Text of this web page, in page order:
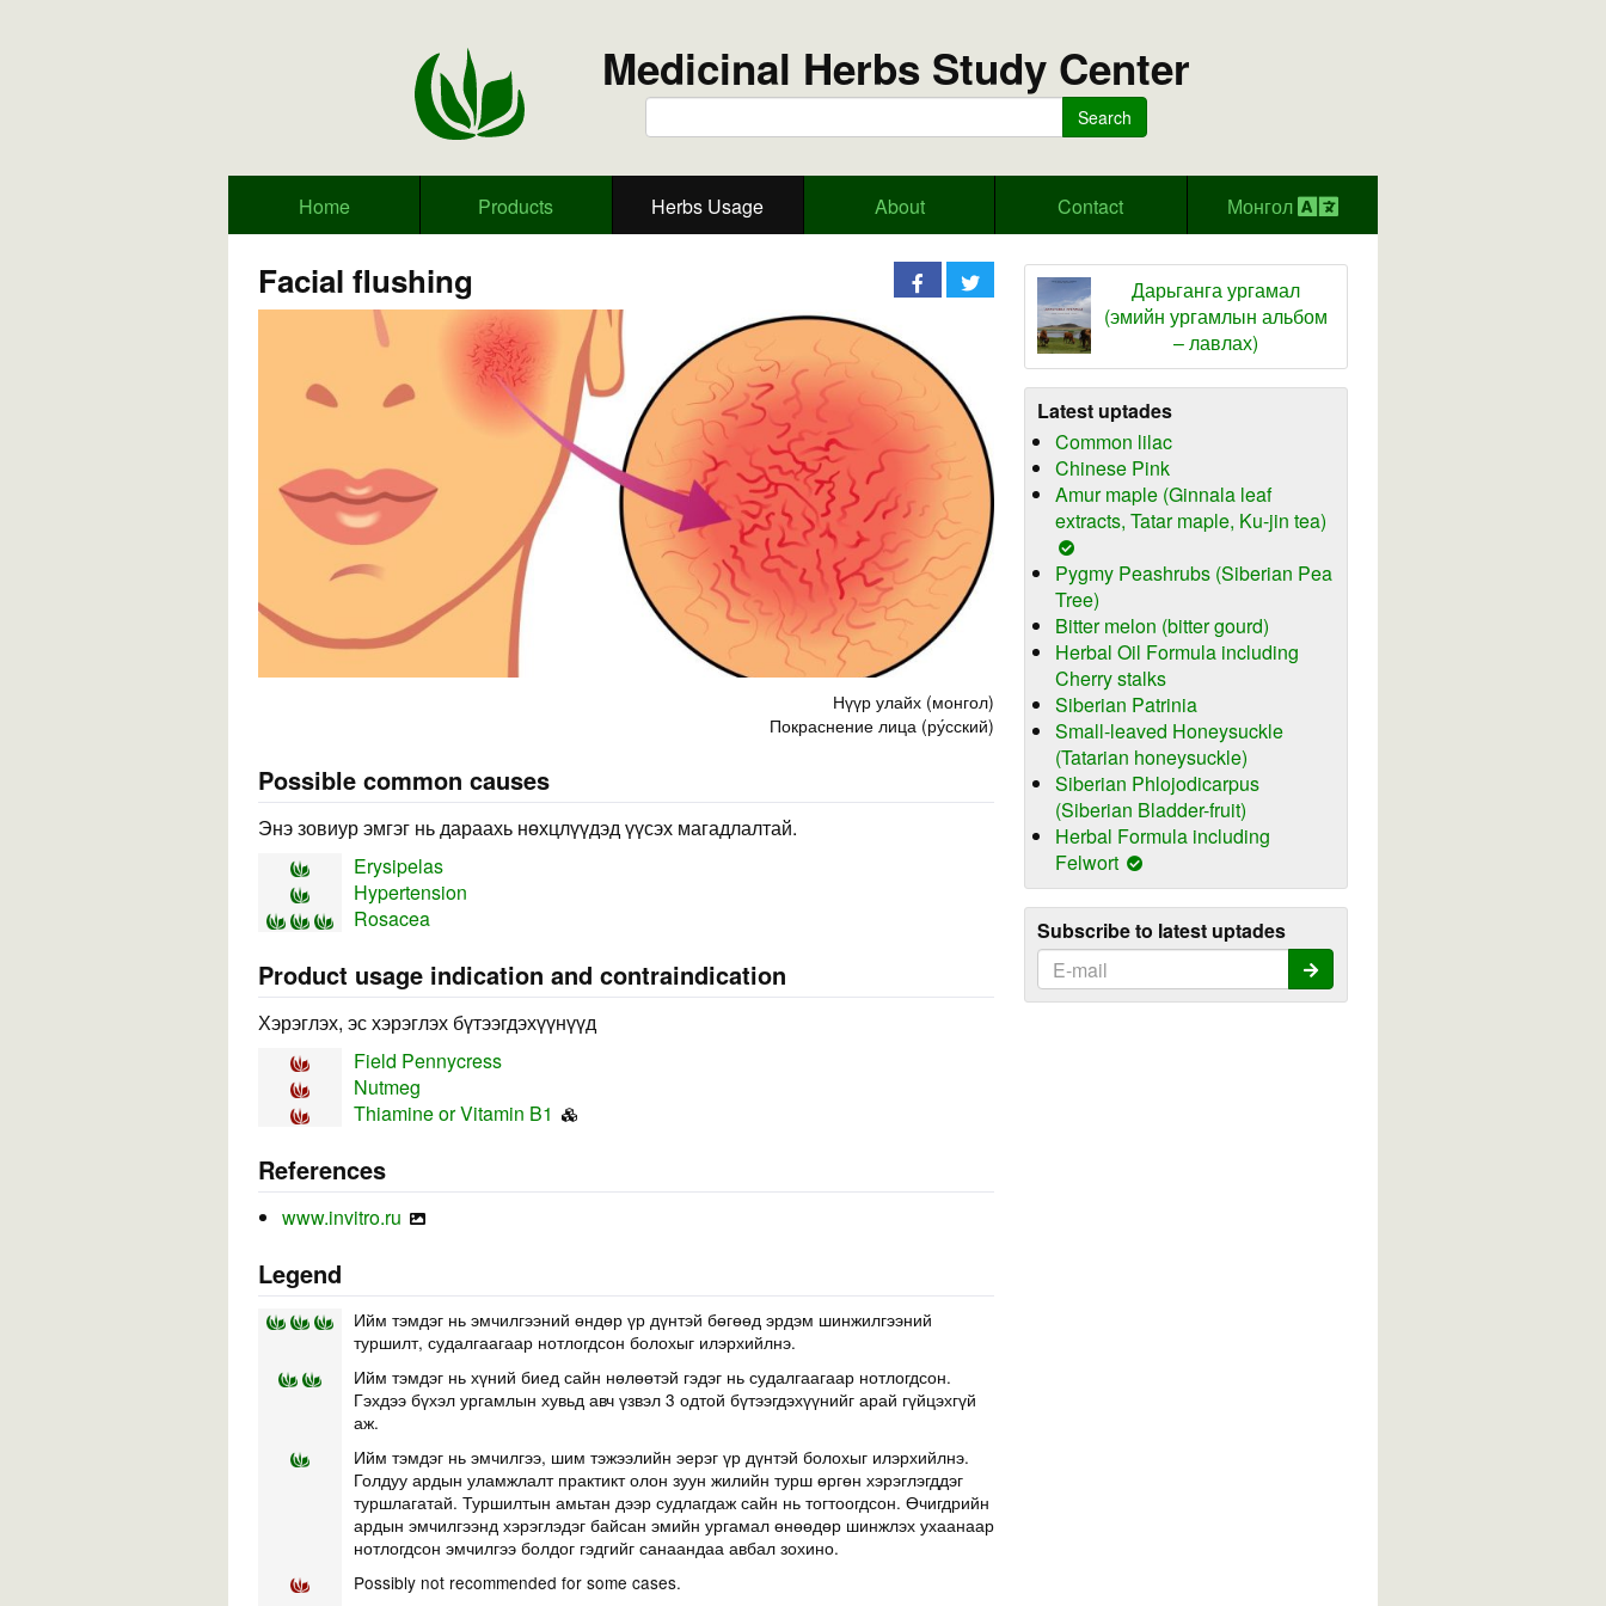
Medicinal Herbs Study Center
Search
Home Products Herbs Usage About Contact Монгол
Facial ﬂushing
Нүүр улайх (монгол)
Покраснение лица (ру́сский)
Possible common causes
Энэ зовиур эмгэг нь дараахь нөхцлүүдэд үүсэх магадлалтай.
Erysipelas
Hypertension
Rosacea
Product usage indication and contraindication
Хэрэглэх, эс хэрэглэх бүтээгдэхүүнүүд
Field Pennycress
Nutmeg
Thiamine or Vitamin B1
References
www.invitro.ru
Legend
Ийм тэмдэг нь эмчилгээний өндөр үр дүнтэй бөгөөд эрдэм шинжилгээний
туршилт, судалгаагаар нотлогдсон болохыг илэрхийлнэ.
Ийм тэмдэг нь хүний биед сайн нөлөөтэй гэдэг нь судалгаагаар нотлогдсон.
Гэхдээ бүхэл ургамлын хувьд авч үзвэл 3 одтой бүтээгдэхүүнийг арай гүйцэхгүй
аж.
Ийм тэмдэг нь эмчилгээ, шим тэжээлийн эерэг үр дүнтэй болохыг илэрхийлнэ.
Голдуу ардын уламжлалт практикт олон зуун жилийн турш өргөн хэрэглэгддэг
туршлагатай. Туршилтын амьтан дээр судлагдаж сайн нь тогтоогдсон. Өчигдрийн
ардын эмчилгээнд хэрэглэдэг байсан эмийн ургамал өнөөдөр шинжлэх ухаанаар
нотлогдсон эмчилгээ болдог гэдгийг санаандаа авбал зохино.
Possibly not recommended for some cases.
Дарьганга ургамал
(эмийн ургамлын альбом
– лавлах)
Latest uptades
Common lilac
Chinese Pink
Amur maple (Ginnala leaf
extracts, Tatar maple, Ku-jin tea)
Pygmy Peashrubs (Siberian Pea
Tree)
Bitter melon (bitter gourd)
Herbal Oil Formula including
Cherry stalks
Siberian Patrinia
Small-leaved Honeysuckle
(Tatarian honeysuckle)
Siberian Phlojodicarpus
(Siberian Bladder-fruit)
Herbal Formula including
Felwort
Subscribe to latest uptades